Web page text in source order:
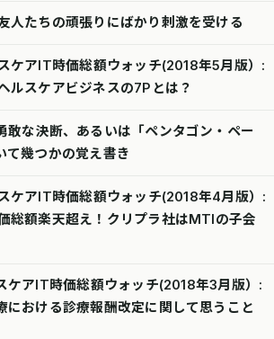
人たちの頑張りにばかり刺激を受ける
ケアIT時価総額ウォッチ(2018年5月版）:
ルスケアビジネスの7Pとは？
敢な決断、あるいは「ペンタゴン・ペー
て幾つかの覚え書き
ケアIT時価総額ウォッチ(2018年4月版）:
総額楽天超え！クリプラ社はMTIの子会
ケアIT時価総額ウォッチ(2018年3月版）:
における診療報酬改定に関して思うこと